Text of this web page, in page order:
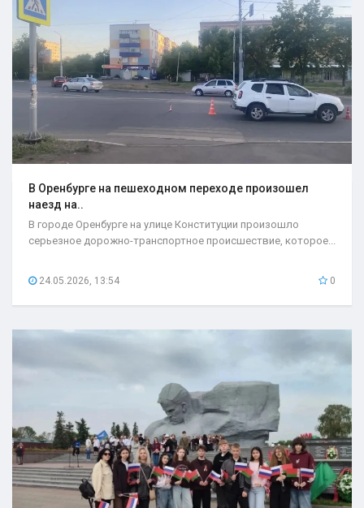
В Оренбурге на пешеходном переходе произошел
наезд на..
В городе Оренбурге на улице Конституции произошло
серьезное дорожно-транспортное происшествие, которое...
24.05.2026, 13:54 0